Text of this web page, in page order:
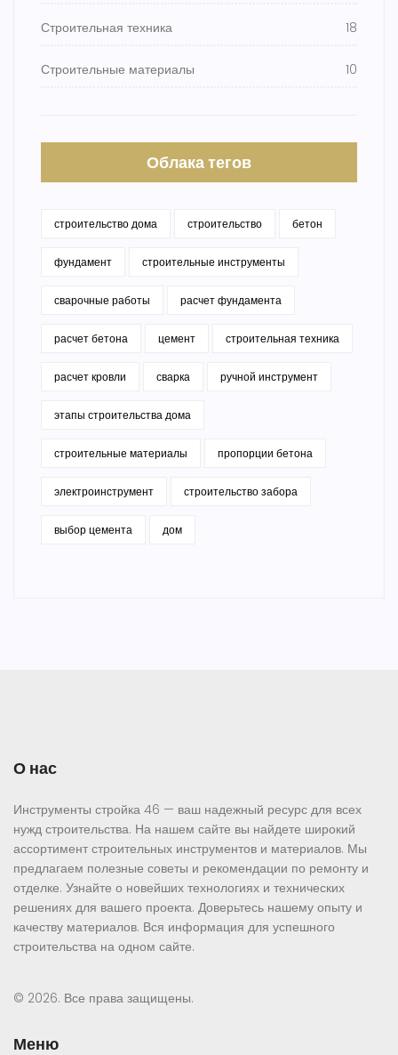
Строительная техника 18
Строительные материалы 10
Облака тегов
строительство дома строительство бетон
фундамент строительные инструменты
сварочные работы расчет фундамента
расчет бетона цемент строительная техника
расчет кровли сварка ручной инструмент
этапы строительства дома
строительные материалы пропорции бетона
электроинструмент строительство забора
выбор цемента дом
О нас
Инструменты стройка 46 — ваш надежный ресурс для всех
нужд строительства. На нашем сайте вы найдете широкий
ассортимент строительных инструментов и материалов. Мы
предлагаем полезные советы и рекомендации по ремонту и
отделке. Узнайте о новейших технологиях и технических
решениях для вашего проекта. Доверьтесь нашему опыту и
качеству материалов. Вся информация для успешного
строительства на одном сайте.
© 2026. Все права защищены.
Меню